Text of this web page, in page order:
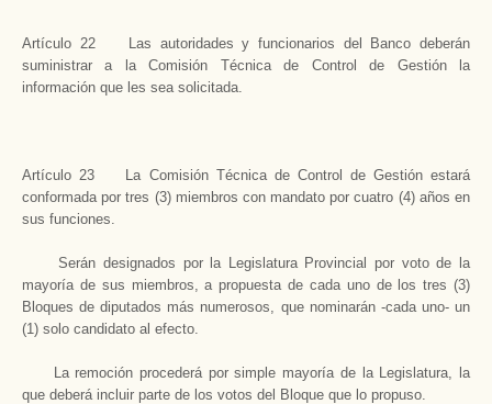
Artículo 22 Las autoridades y funcionarios del Banco deberán
suministrar a la Comisión Técnica de Control de Gestión la
información que les sea solicitada.
Artículo 23 La Comisión Técnica de Control de Gestión estará
conformada por tres (3) miembros con mandato por cuatro (4) años en
sus funciones.
Serán designados por la Legislatura Provincial por voto de la
mayoría de sus miembros, a propuesta de cada uno de los tres (3)
Bloques de diputados más numerosos, que nominarán -cada uno- un
(1) solo candidato al efecto.
La remoción procederá por simple mayoría de la Legislatura, la
que deberá incluir parte de los votos del Bloque que lo propuso.